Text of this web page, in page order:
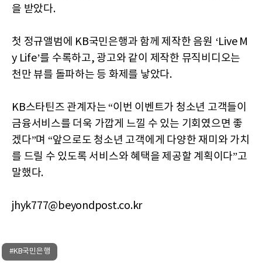
을 받았다.
첫 정규앨범에 KB국민은행과 함께 제작한 음원 ‘Live M
y Life’를 수록하고, 광고와 같이 제작한 뮤직비디오는
천만 뷰를 돌파하는 등 화제를 낳았다.
KB스타틴즈 관계자는 “이번 이벤트가 청소년 고객들이
금융서비스를 더욱 가깝게 느낄 수 있는 기회였으면 좋
겠다”며 “앞으로도 청소년 고객에게 다양한 재미와 가치
를 드릴 수 있도록 서비스와 혜택을 제공할 계획이다”고
말했다.
jhyk777@beyondpost.co.kr
#KB국민은행